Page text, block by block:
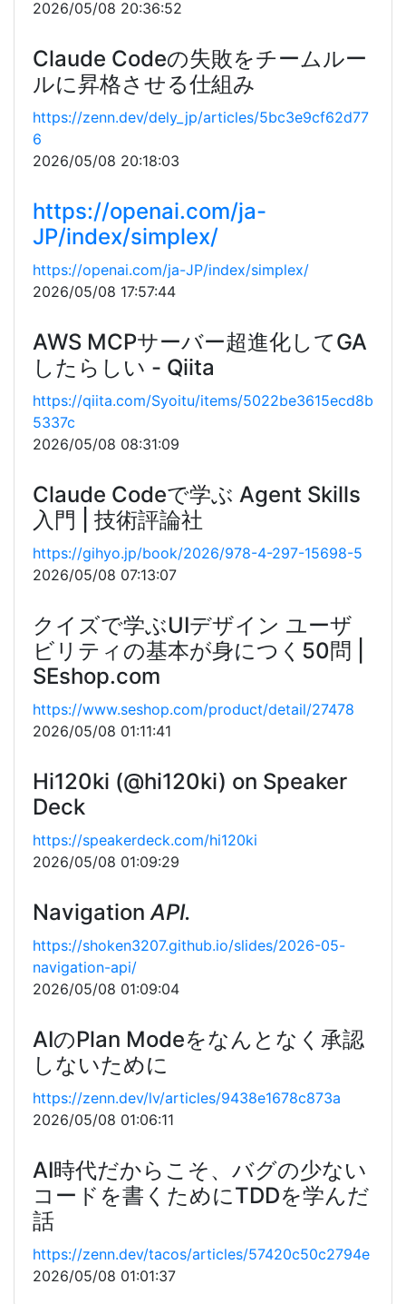
2026/05/08 20:36:52
Claude Codeの失敗をチームルー
ルに昇格させる仕組み
https://zenn.dev/dely_jp/articles/5bc3e9cf62d77
6
2026/05/08 20:18:03
https://openai.com/ja-
JP/index/simplex/
https://openai.com/ja-JP/index/simplex/
2026/05/08 17:57:44
AWS MCPサーバー超進化してGA
したらしい - Qiita
https://qiita.com/Syoitu/items/5022be3615ecd8b
5337c
2026/05/08 08:31:09
Claude Codeで学ぶ Agent Skills
入門 | 技術評論社
https://gihyo.jp/book/2026/978-4-297-15698-5
2026/05/08 07:13:07
クイズで学ぶUIデザイン ユーザ
ビリティの基本が身につく50問 |
SEshop.com
https://www.seshop.com/product/detail/27478
2026/05/08 01:11:41
Hi120ki (@hi120ki) on Speaker
Deck
https://speakerdeck.com/hi120ki
2026/05/08 01:09:29
NavigationAPI.
https://shoken3207.github.io/slides/2026-05-
navigation-api/
2026/05/08 01:09:04
AIのPlan Modeをなんとなく承認
しないために
https://zenn.dev/lv/articles/9438e1678c873a
2026/05/08 01:06:11
AI時代だからこそ、バグの少ない
コードを書くためにTDDを学んだ
話
https://zenn.dev/tacos/articles/57420c50c2794e
2026/05/08 01:01:37